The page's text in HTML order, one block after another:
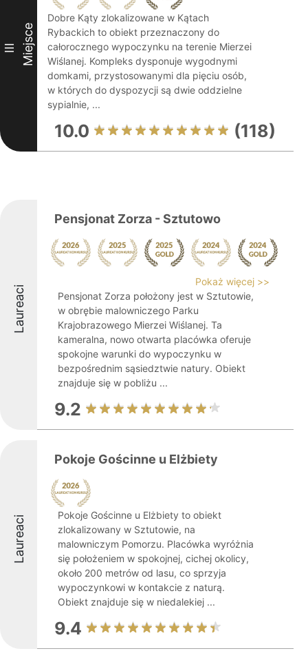
III Miejsce
Dobre Kąty zlokalizowane w Kątach
Rybackich to obiekt przeznaczony do
całorocznego wypoczynku na terenie Mierzei
Wiślanej. Kompleks dysponuje wygodnymi
domkami, przystosowanymi dla pięciu osób,
w których do dyspozycji są dwie oddzielne
sypialnie, ...
10.0 (118)
Laureaci
Pensjonat Zorza - Sztutowo
Pokaż więcej >>
Pensjonat Zorza położony jest w Sztutowie,
w obrębie malowniczego Parku
Krajobrazowego Mierzei Wiślanej. Ta
kameralna, nowo otwarta placówka oferuje
spokojne warunki do wypoczynku w
bezpośrednim sąsiedztwie natury. Obiekt
znajduje się w pobliżu ...
9.2
Laureaci
Pokoje Gościnne u Elżbiety
Pokoje Gościnne u Elżbiety to obiekt
zlokalizowany w Sztutowie, na
malowniczym Pomorzu. Placówka wyróżnia
się położeniem w spokojnej, cichej okolicy,
około 200 metrów od lasu, co sprzyja
wypoczynkowi w kontakcie z naturą.
Obiekt znajduje się w niedalekiej ...
9.4